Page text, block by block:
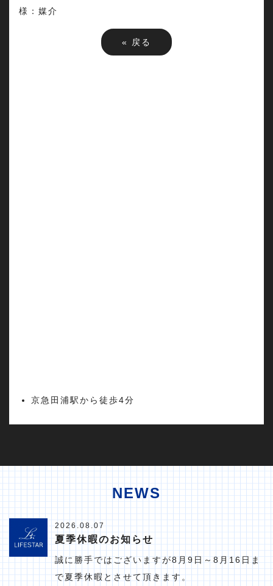
様：媒介
« 戻る
京急田浦駅から徒歩4分
NEWS
2026.08.07
夏季休暇のお知らせ
誠に勝手ではございますが8月9日～8月16日ま
で夏季休暇とさせて頂きます。